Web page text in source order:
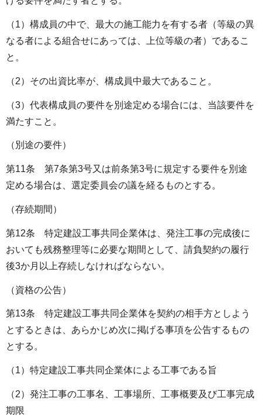
（1）構成員の中で、最大の施工能力を有する者（等級の異
なる者による組合せにあっては、上位等級の者）であるこ
と。
（2）その出資比率が、構成員中最大であること。
（3）代表構成員の要件を別途定める場合には、当該要件を
満たすこと。
（別途の要件）
第11条 第7条第3号又は前条第3号に規定する要件を別途
定める場合は、選定委員会の議を経るものとする。
（存続期間）
第12条 特定建設工事共同企業体は、発注工事の完成後に
おいても残務整理等に必要な期間として、請負契約の履行
後3か月以上存続しなければならない。
（資格の公告）
第13条 特定建設工事共同企業体を契約の相手方としよう
とするときは、あらかじめ次に掲げる事項を公告するもの
とする。
（1）特定建設工事共同企業体による工事である旨
（2）発注工事の工事名、工事場所、工事概要及び工事完成
期限